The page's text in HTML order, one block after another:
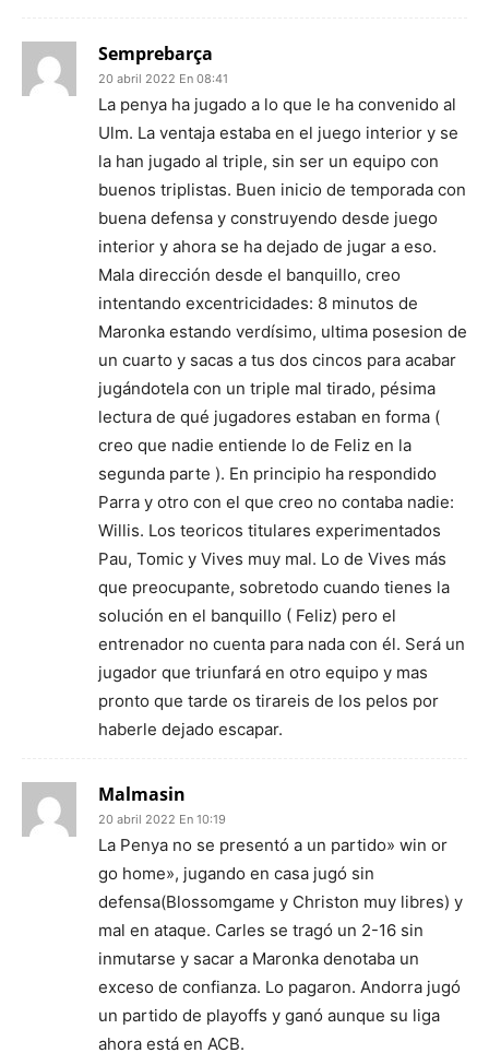
Semprebarça
20 abril 2022 En 08:41
La penya ha jugado a lo que le ha convenido al
Ulm. La ventaja estaba en el juego interior y se
la han jugado al triple, sin ser un equipo con
buenos triplistas. Buen inicio de temporada con
buena defensa y construyendo desde juego
interior y ahora se ha dejado de jugar a eso.
Mala dirección desde el banquillo, creo
intentando excentricidades: 8 minutos de
Maronka estando verdísimo, ultima posesion de
un cuarto y sacas a tus dos cincos para acabar
jugándotela con un triple mal tirado, pésima
lectura de qué jugadores estaban en forma (
creo que nadie entiende lo de Feliz en la
segunda parte ). En principio ha respondido
Parra y otro con el que creo no contaba nadie:
Willis. Los teoricos titulares experimentados
Pau, Tomic y Vives muy mal. Lo de Vives más
que preocupante, sobretodo cuando tienes la
solución en el banquillo ( Feliz) pero el
entrenador no cuenta para nada con él. Será un
jugador que triunfará en otro equipo y mas
pronto que tarde os tirareis de los pelos por
haberle dejado escapar.
Malmasin
20 abril 2022 En 10:19
La Penya no se presentó a un partido» win or
go home», jugando en casa jugó sin
defensa(Blossomgame y Christon muy libres) y
mal en ataque. Carles se tragó un 2-16 sin
inmutarse y sacar a Maronka denotaba un
exceso de confianza. Lo pagaron. Andorra jugó
un partido de playoffs y ganó aunque su liga
ahora está en ACB.